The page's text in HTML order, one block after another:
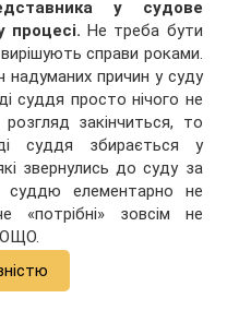
у судове
процесі.Не треба бути
справи роками.
надуманих причин у суду
суддя просто нічого не
закінчиться, то
суддя збирається у
звернулись до суду за
суддю елементарно не
«потрібні» зовсім не